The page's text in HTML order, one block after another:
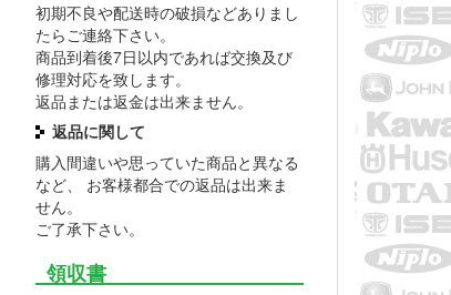
初期不良や配送時の破損などありまし
たらご連絡下さい。
商品到着後7日以内であれば交換及び
修理対応を致します。
返品または返金は出来ません。
返品に関して
購入間違いや思っていた商品と異なる
など、 お客様都合での返品は出来ま
せん。
ご了承下さい。
領収書